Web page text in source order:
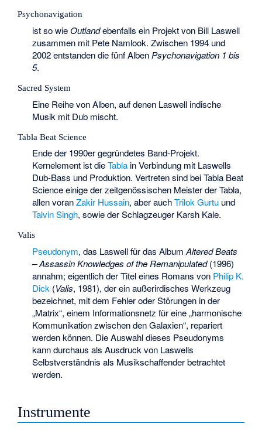
Psychonavigation
ist so wieOutlandebenfalls ein Projekt von Bill Laswell
zusammen mit Pete Namlook. Zwischen 1994 und
2002 entstanden die fünf Alben Psychonavigation 1 bis
5.
Sacred System
Eine Reihe von Alben, auf denen Laswell indische
Musik mit Dub mischt.
Tabla Beat Science
Ende der 1990er gegründetes Band-Projekt.
Kernelement ist dieTablain Verbindung mit Laswells
Dub-Bass und Produktion. Vertreten sind bei Tabla Beat
Science einige der zeitgenössischen Meister der Tabla,
allen voranZakir Hussain, aber auchTrilok Gurtuund
Talvin Singh, sowie der Schlagzeuger Karsh Kale.
Valis
Pseudonym, das Laswell für das Album Altered Beats
– Assassin Knowledges of the Remanipulated(1996)
annahm; eigentlich der Titel eines Romans von Philip K.
Dick (Valis, 1981), der ein außerirdisches Werkzeug
bezeichnet, mit dem Fehler oder Störungen in der
„Matrix“, einem Informationsnetz für eine „harmonische
Kommunikation zwischen den Galaxien“, repariert
werden können. Die Auswahl dieses Pseudonyms
kann durchaus als Ausdruck von Laswells
Selbstverständnis als Musikschaffender betrachtet
werden.
Instrumente